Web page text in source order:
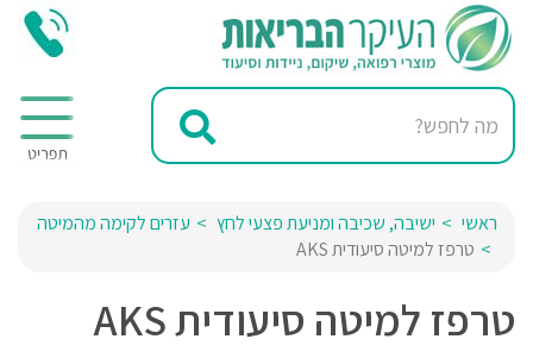
ראשי ישיבה, שכיבה ומניעת פצעי לחץ
עזרים לקימה מהמיטה
טרפז למיטה סיעודית AKS
טרפז למיטה סיעודית AKS